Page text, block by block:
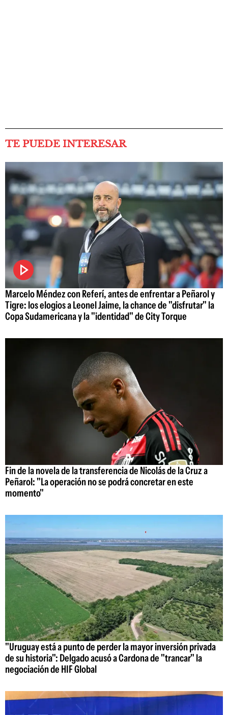
TE PUEDE INTERESAR
Marcelo Méndez con Referí, antes de enfrentar a Peñarol y
Tigre: los elogios a Leonel Jaime, la chance de "disfrutar" la
Copa Sudamericana y la "identidad" de City Torque
Fin de la novela de la transferencia de Nicolás de la Cruz a
Peñarol: "La operación no se podrá concretar en este
momento"
"Uruguay está a punto de perder la mayor inversión privada
de su historia": Delgado acusó a Cardona de "trancar" la
negociación de HIF Global